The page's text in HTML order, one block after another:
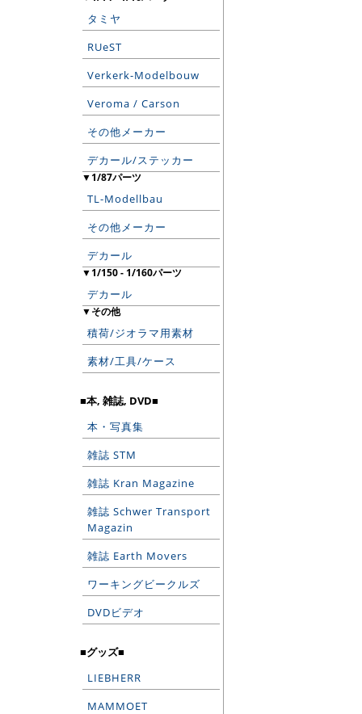
タミヤ
RUeST
Verkerk-Modelbouw
Veroma / Carson
その他メーカー
デカール/ステッカー
▼1/87パーツ
TL-Modellbau
その他メーカー
デカール
▼1/150 - 1/160パーツ
デカール
▼その他
積荷/ジオラマ用素材
素材/工具/ケース
■本, 雑誌, DVD■
本・写真集
雑誌 STM
雑誌 Kran Magazine
雑誌 Schwer Transport
Magazin
雑誌 Earth Movers
ワーキングビークルズ
DVDビデオ
■グッズ■
LIEBHERR
MAMMOET